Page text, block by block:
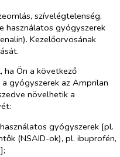
szívelégtelenség,
használatos gyógyszerek
Kezelőorvosának
ha Ön a következő
gyógyszerek az Amprilan
növelhetik a
gyógyszerek [pl.
(NSAID-ok), pl. ibuprofén,